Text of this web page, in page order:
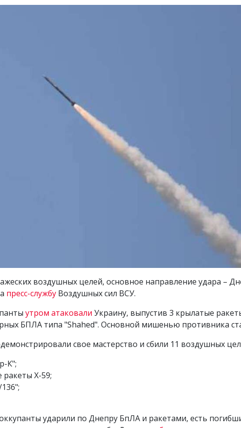
воздушных целей, основное направление удара –
пресс-службу Воздушных сил ВСУ.
утром атаковали Украину, выпустив 3 крылатые
БПЛА типа "Shahed". Основной мишенью противника
свое мастерство и сбили 11 воздушных
К";
Х-59;
ударили по Днепру БпЛА и ракетами, есть